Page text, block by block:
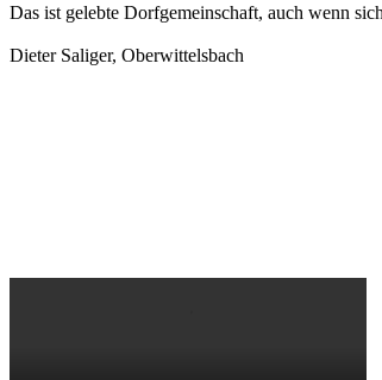
Das ist gelebte Dorfgemeinschaft, auch wenn
Dieter Saliger, Oberwittelsbach